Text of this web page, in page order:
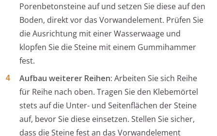
Porenbetonsteine auf und setzen Sie diese auf den
Boden, direkt vor das Vorwandelement. Prüfen Sie
die Ausrichtung mit einer Wasserwaage und
klopfen Sie die Steine mit einem Gummihammer
fest.
Aufbau weiterer Reihen: Arbeiten Sie sich Reihe
für Reihe nach oben. Tragen Sie den Klebemörtel
stets auf die Unter- und Seitenflächen der Steine
auf, bevor Sie diese einsetzen. Stellen Sie sicher,
dass die Steine fest an das Vorwandelement